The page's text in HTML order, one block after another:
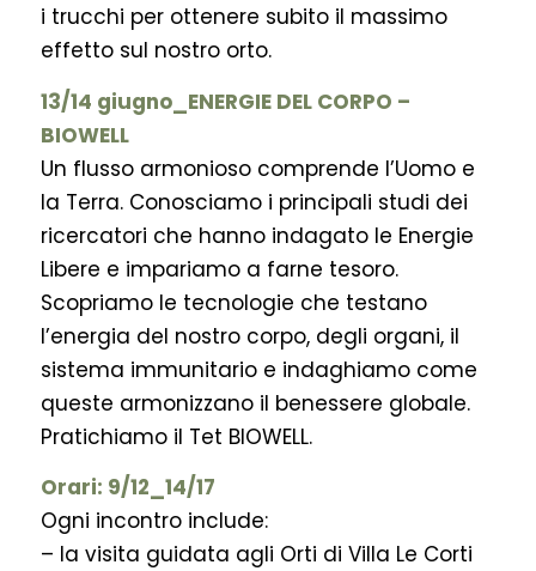
i trucchi per ottenere subito il massimo
effetto sul nostro orto.
13/14 giugno_ENERGIE DEL CORPO –
BIOWELL
Un flusso armonioso comprende l’Uomo e
la Terra. Conosciamo i principali studi dei
ricercatori che hanno indagato le Energie
Libere e impariamo a farne tesoro.
Scopriamo le tecnologie che testano
l’energia del nostro corpo, degli organi, il
sistema immunitario e indaghiamo come
queste armonizzano il benessere globale.
Pratichiamo il Tet BIOWELL.
Orari: 9/12_14/17
Ogni incontro include:
– la visita guidata agli Orti di Villa Le Corti